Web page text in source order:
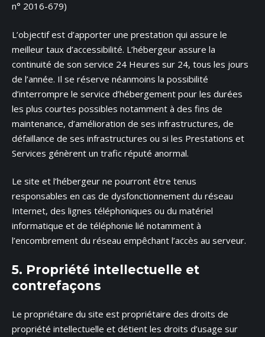
n° 2016-679)
L’objectif est d’apporter une prestation qui assure le
meilleur taux d’accessibilité. L’hébergeur assure la
continuité de son service 24 Heures sur 24, tous les jours
de l’année. Il se réserve néanmoins la possibilité
d’interrompre le service d’hébergement pour les durées
les plus courtes possibles notamment à des fins de
maintenance, d’amélioration de ses infrastructures, de
défaillance de ses infrastructures ou si les Prestations et
Services génèrent un trafic réputé anormal.
Le site et l’hébergeur ne pourront être tenus
responsables en cas de dysfonctionnement du réseau
Internet, des lignes téléphoniques ou du matériel
informatique et de téléphonie lié notamment à
l’encombrement du réseau empêchant l’accès au serveur.
5. Propriété intellectuelle et
contrefaçons
Le propriétaire du site est propriétaire des droits de
propriété intellectuelle et détient les droits d’usage sur